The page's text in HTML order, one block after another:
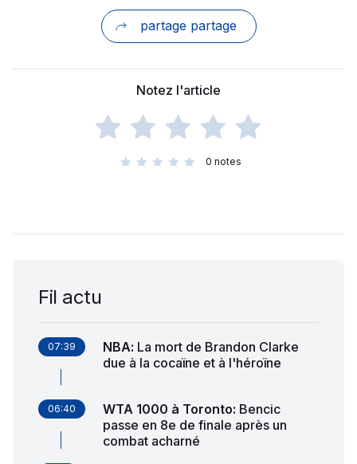
partage partage
Notez l'article
0 notes
Fil actu
07:39 NBA: La mort de Brandon Clarke
due à la cocaïne et à l'héroïne
06:40 WTA 1000 à Toronto: Bencic
passe en 8e de finale après un
combat acharné